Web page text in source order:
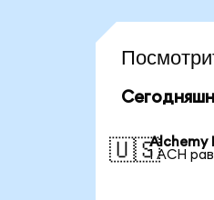
🇺🇸Alchemy
1 ACH